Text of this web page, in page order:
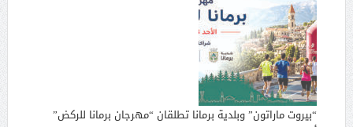
“بيروت ماراتون” وبلدية برمانا تطلقان “مهرجان برمانا للركض”